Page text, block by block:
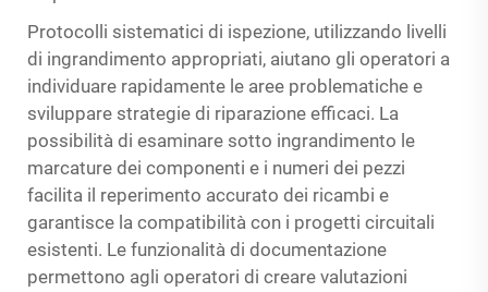
Protocolli sistematici di ispezione, utilizzando livelli
di ingrandimento appropriati, aiutano gli operatori a
individuare rapidamente le aree problematiche e
sviluppare strategie di riparazione efficaci. La
possibilità di esaminare sotto ingrandimento le
marcature dei componenti e i numeri dei pezzi
facilita il reperimento accurato dei ricambi e
garantisce la compatibilità con i progetti circuitali
esistenti. Le funzionalità di documentazione
permettono agli operatori di creare valutazioni